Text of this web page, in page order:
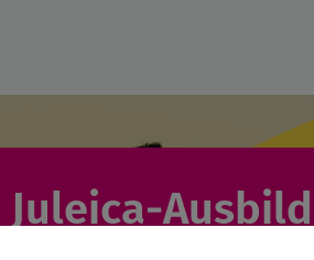
Juleica-